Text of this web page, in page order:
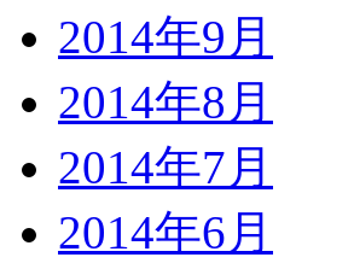
2014年9月
2014年8月
2014年7月
2014年6月